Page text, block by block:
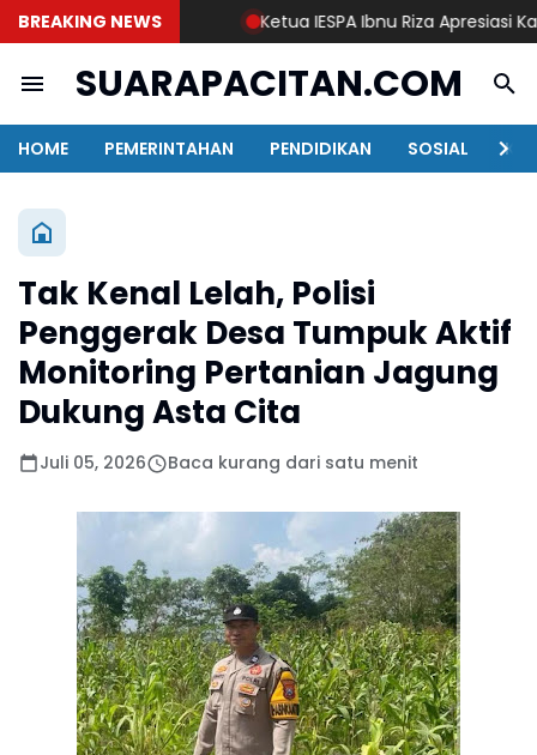
BREAKING NEWS Ketua IESPA Ibnu Riza Apresiasi
SUARAPACITAN.COM
HOME PEMERINTAHAN PENDIDIKAN SOSIAL
Tak Kenal Lelah, Polisi
Penggerak Desa Tumpuk Aktif
Monitoring Pertanian Jagung
Dukung Asta Cita
Juli 05, 2026 Baca kurang dari satu menit